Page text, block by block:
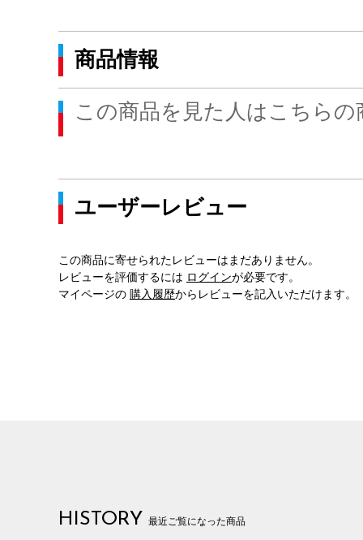
商品情報
この商品を見た人はこちら
ユーザーレビュー
この商品に寄せられたレビューはまだありません。
レビューを評価するには ログインが必要です。
マイページの 購入履歴からレビューを記入いただけます。
HISTORY 最近ご覧になった商品